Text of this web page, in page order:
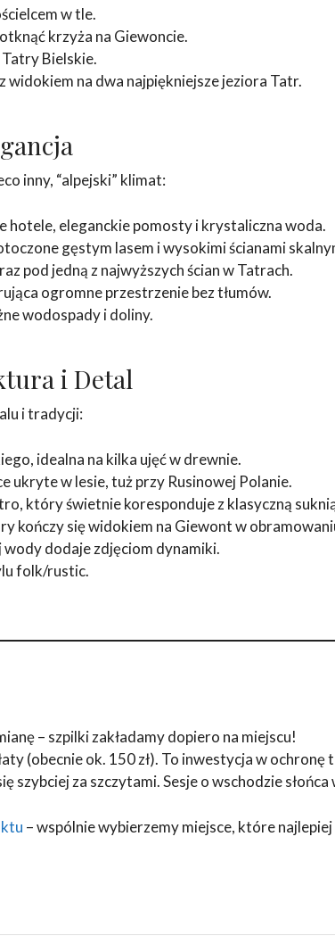
w tle.
krzyża na Giewoncie.
Bielskie.
widokiem na dwa najpiękniejsze jeziora Tatr.
inny, “alpejski” klimat:
hotele, eleganckie pomosty i krystaliczna woda.
gęstym lasem i wysokimi ścianami
pod jedną z najwyższych ścian w Tatrach.
ogromne przestrzenie bez tłumów.
wodospady i doliny.
i Detal
i tradycji:
idealna na kilka ujęć w drewnie.
ukryte w lesie, tuż przy Rusinowej Polanie.
który świetnie koresponduje z klasyczną
kończy się widokiem na Giewont w
wody dodaje zdjęciom dynamiki.
folk/rustic.
– szpilki zakładamy dopiero na miejscu!
(obecnie ok. 150 zł). To inwestycja w ochronę
szybciej za szczytami. Sesje o wschodzie
– wspólnie wybierzemy miejsce, które